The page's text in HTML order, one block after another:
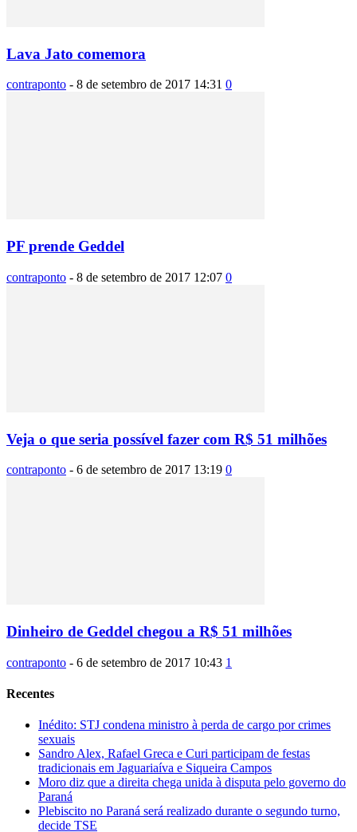
Lava Jato comemora
contraponto - 8 de setembro de 2017 14:31 0
PF prende Geddel
contraponto - 8 de setembro de 2017 12:07 0
Veja o que seria possível fazer com R$ 51 milhões
contraponto - 6 de setembro de 2017 13:19 0
Dinheiro de Geddel chegou a R$ 51 milhões
contraponto - 6 de setembro de 2017 10:43 1
Recentes
Inédito: STJ condena ministro à perda de cargo por crimes
sexuais
Sandro Alex, Rafael Greca e Curi participam de festas
tradicionais em Jaguariaíva e Siqueira Campos
Moro diz que a direita chega unida à disputa pelo governo do
Paraná
Plebiscito no Paraná será realizado durante o segundo turno,
decide TSE